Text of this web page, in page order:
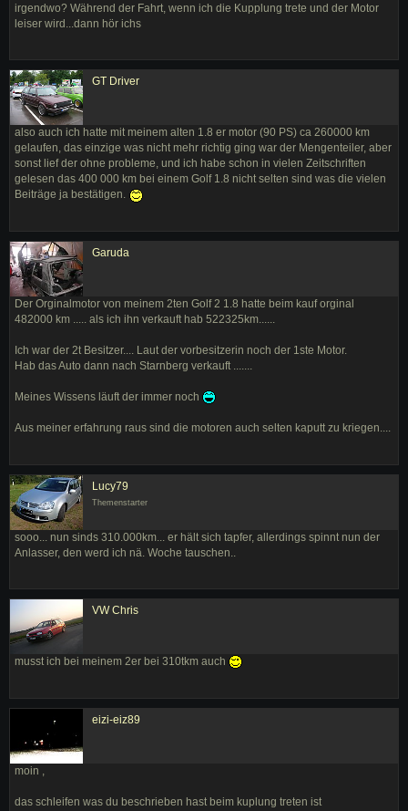
irgendwo? Während der Fahrt, wenn ich die Kupplung trete und der Motor
leiser wird...dann hör ichs
GT Driver
also auch ich hatte mit meinem alten 1.8 er motor (90 PS) ca 260000 km
gelaufen, das einzige was nicht mehr richtig ging war der Mengenteiler, aber
sonst lief der ohne probleme, und ich habe schon in vielen Zeitschriften
gelesen das 400 000 km bei einem Golf 1.8 nicht selten sind was die vielen
Beiträge ja bestätigen.
Garuda
Der Orginalmotor von meinem 2ten Golf 2 1.8 hatte beim kauf orginal
482000 km ..... als ich ihn verkauft hab 522325km......
Ich war der 2t Besitzer.... Laut der vorbesitzerin noch der 1ste Motor.
Hab das Auto dann nach Starnberg verkauft .......
Meines Wissens läuft der immer noch
Aus meiner erfahrung raus sind die motoren auch selten kaputt zu kriegen....
Lucy79
Themenstarter
sooo... nun sinds 310.000km... er hält sich tapfer, allerdings spinnt nun der
Anlasser, den werd ich nä. Woche tauschen..
VW Chris
musst ich bei meinem 2er bei 310tkm auch
eizi-eiz89
moin ,
das schleifen was du beschrieben hast beim kuplung treten ist